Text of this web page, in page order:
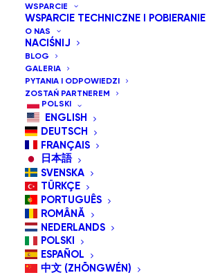
WSPARCIE
WSPARCIE TECHNICZNE I POBIERANIE
O NAS
NACIŚNIJ
BLOG
GALERIA
PYTANIA I ODPOWIEDZI
ZOSTAŃ PARTNEREM
POLSKI
ENGLISH
DEUTSCH
FRANÇAIS
日本語
SVENSKA
TÜRKÇE
PORTUGUÊS
ROMÂNĂ
NEDERLANDS
POLSKI
ESPAÑOL
中文 (ZHŌNGWÉN)
dotykowy, przełącznik zbliżeniowy,
360°, przełącznik policzkowy,
innowacyjny przełącznik mięśniowy.
jest wyposażony w gniazdo 3,5 mm, co
kompatybilność z wieloma urządzeniami
wspomagającymi.
Pokaż wszystko
Sortuj wg popularności
Sortuj po cenie od